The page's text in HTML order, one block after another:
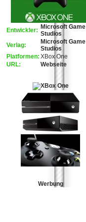
Entwickler: Microsoft Game
Studios
Verlag:
Microsoft Game
Studios
Platformen: XBox One
URL:
Webseite
Werbung